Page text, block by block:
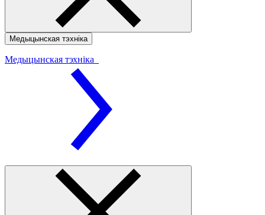
Медыцынская тэхніка
Медыцынская тэхніка